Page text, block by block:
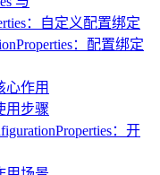
：自定义配置绑定
：配置绑定
心作用
用步骤
：开